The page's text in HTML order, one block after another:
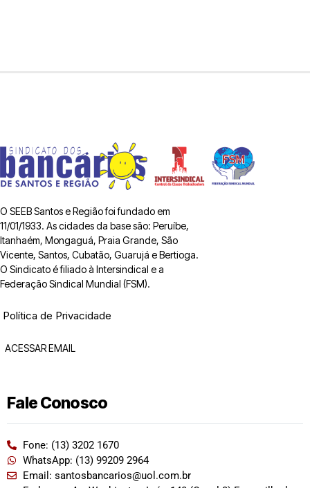
O SEEB Santos e Região foi fundado em
11/01/1933. As cidades da base são: Peruíbe,
Itanhaém, Mongaguá, Praia Grande, São
Vicente, Santos, Cubatão, Guarujá e Bertioga.
O Sindicato é filiado à Intersindical e a
Federação Sindical Mundial (FSM).
Política de Privacidade
ACESSAR EMAIL
Fale Conosco
Fone: (13) 3202 1670
WhatsApp: (13) 99209 2964
Email: santosbancarios@uol.com.br